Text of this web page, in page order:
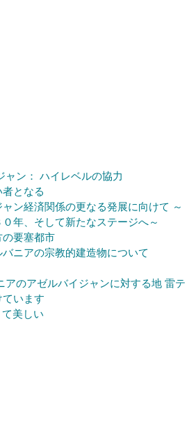
ャン： ハイレベルの協力
となる
ン経済関係の更なる発展に向けて ～
年、そして新たなステージへ～
要塞都市
ニアの宗教的建造物について
アのアゼルバイジャンに対する地 雷テ
います
美しい